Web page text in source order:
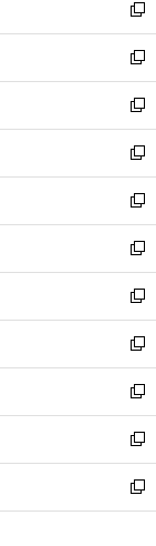
で
開
く
ド
ウ
で
開
く
新
し
い
ウ
ィ
ン
ド
ウ
で
開
く
新
し
い
ウ
ィ
ン
ド
ウ
で
開
く
新
し
い
ウ
ィ
ン
ド
ウ
で
開
く
新
し
い
ウ
ィ
ン
ド
ウ
で
開
く
新
し
い
ウ
ィ
ン
ド
ウ
で
開
く
新
し
い
ウ
ィ
ン
ド
ウ
で
開
く
新
し
い
ウ
ィ
ン
ド
ウ
で
開
新
し
い
ウ
ィ
ン
ド
ウ
新
し
い
ウ
ィ
ン
新
し
い
ウ
新
し